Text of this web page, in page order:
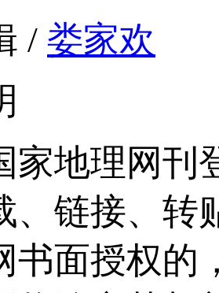
/ 娄家欢
家地理网刊
、链接、转
书面授权的